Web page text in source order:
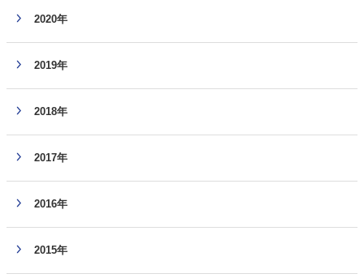
2020年
2019年
2018年
2017年
2016年
2015年